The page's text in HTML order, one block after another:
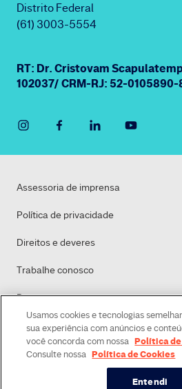
Distrito Federal
(61) 3003-5554
RT: Dr. Cristovam
102037/ CRM-RJ: 52-0105890-
Assessoria de imprensa
Política de privacidade
Direitos e deveres
Trabalhe conosco
Dasa
Política de Cookies
Usamos cookies e tecnologias
sua experiência com anúncios e
você concorda com nossa Política
Consulte nossa Política de Cookies
Entendi